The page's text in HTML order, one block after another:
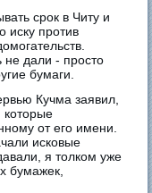
срок в Читу и
иску против
не дали - просто
бумаги.
Кучма заявил,
которые
от его имени.
исковые
я толком уже
бумажек,